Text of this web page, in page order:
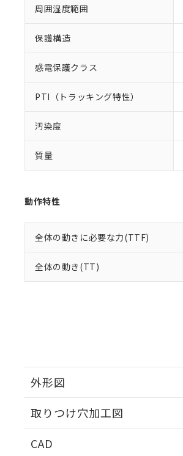
周囲湿度範囲
保護構造
感電保護クラス
PTI（トラッキング特性）
汚染度
質量
動作特性
全体の動きに必要な力(TTF)
全体の動き(TT)
外形図
取りつけ穴加工図
CAD